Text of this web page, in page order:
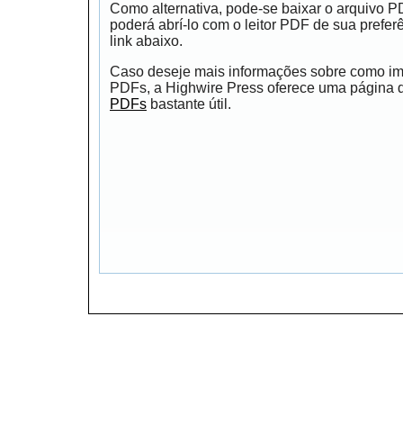
Como alternativa, pode-se baixar o arquivo
poderá abrí-lo com o leitor PDF de sua
link abaixo.
Caso deseje mais informações sobre como
PDFs, a Highwire Press oferece uma página
PDFs bastante útil.